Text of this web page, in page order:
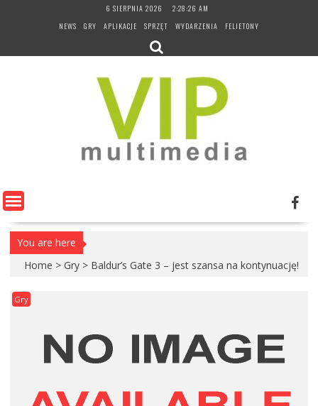
6 SIERPNIA 2026
2:28:26 AM
NEWS
GRY APLIKACJE SPRZĘT WYDARZENIA FELIETONY
You are here
Home > Gry > Baldur’s Gate 3 – jest szansa na kontynuację!
Gry